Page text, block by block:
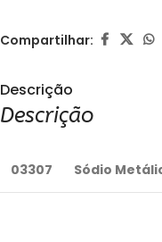
Compartilhar:
Descrição
Descrição
03307 Sódio